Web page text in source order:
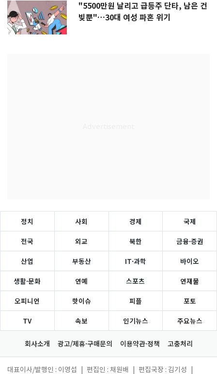
"5500만원 날리고 급등주 단타, 남은 건
빚뿐"…30대 여성 파혼 위기
정치 사회 경제 국제
전국 외교 북한 금융·증권
산업 부동산 IT·과학 바이오
생활·문화 연예 스포츠 연재물
오피니언 핫이슈 피플 포토
TV 속보 인기뉴스 주요뉴스
회사소개 광고/제휴·구매문의 이용약관·정책 고충처리
대표이사/발행인 : 이영섭 편집인 : 채원배 편집국장 : 김기성